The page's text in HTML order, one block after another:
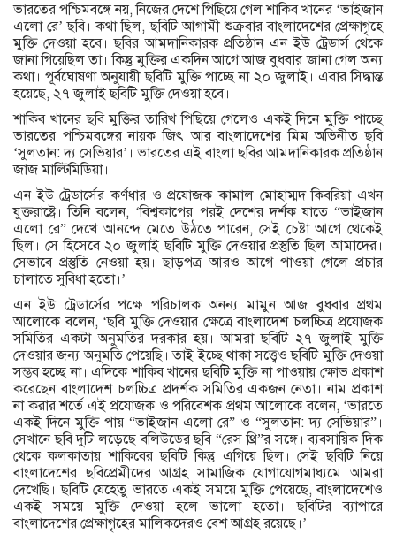
ভারতের পশ্চিমবঙ্গে নয়, নিজের দেশে পিছিয়ে গেল শাকিব খানের ‘ভাইজান
এলো রে’ ছবি। কথা ছিল, ছবিটি আগামী শুক্রবার বাংলাদেশের প্রেক্ষাগৃহে
মুক্তি দেওয়া হবে। ছবির আমদানিকারক প্রতিষ্ঠান এন ইউ ট্রেডার্স থেকে
জানা গিয়েছিল তা। কিন্তু মুক্তির একদিন আগে আজ বুধবার জানা গেল অন্য
কথা। পূর্বঘোষণা অনুযায়ী ছবিটি মুক্তি পাচ্ছে না ২০ জুলাই। এবার সিদ্ধান্ত
হয়েছে, ২৭ জুলাই ছবিটি মুক্তি দেওয়া হবে।
শাকিব খানের ছবি মুক্তির তারিখ পিছিয়ে গেলেও একই দিনে মুক্তি পাচ্ছে
ভারতের পশ্চিমবঙ্গের নায়ক জিৎ আর বাংলাদেশের মিম অভিনীত ছবি
‘সুলতান: দ্য সেভিয়ার’। ভারতের এই বাংলা ছবির আমদানিকারক প্রতিষ্ঠান
জাজ মাল্টিমিডিয়া।
এন ইউ ট্রেডার্সের কর্ণধার ও প্রযোজক কামাল মোহাম্মদ কিবরিয়া এখন
যুক্তরাষ্ট্রে। তিনি বলেন, ‘বিশ্বকাপের পরই দেশের দর্শক যাতে “ভাইজান
এলো রে” দেখে আনন্দে মেতে উঠতে পারেন, সেই চেষ্টা আগে থেকেই
ছিল। সে হিসেবে ২০ জুলাই ছবিটি মুক্তি দেওয়ার প্রস্তুতি ছিল আমাদের।
সেভাবে প্রস্তুতি নেওয়া হয়। ছাড়পত্র আরও আগে পাওয়া গেলে প্রচার
চালাতে সুবিধা হতো।’
এন ইউ ট্রেডার্সের পক্ষে পরিচালক অনন্য মামুন আজ বুধবার প্রথম
আলোকে বলেন, ‘ছবি মুক্তি দেওয়ার ক্ষেত্রে বাংলাদেশ চলচ্চিত্র প্রযোজক
সমিতির একটা অনুমতির দরকার হয়। আমরা ছবিটি ২৭ জুলাই মুক্তি
দেওয়ার জন্য অনুমতি পেয়েছি। তাই ইচ্ছে থাকা সত্ত্বেও ছবিটি মুক্তি দেওয়া
সম্ভব হচ্ছে না। এদিকে শাকিব খানের ছবিটি মুক্তি না পাওয়ায় ক্ষোভ প্রকাশ
করেছেন বাংলাদেশ চলচ্চিত্র প্রদর্শক সমিতির একজন নেতা। নাম প্রকাশ
না করার শর্তে এই প্রযোজক ও পরিবেশক প্রথম আলোকে বলেন, ‘ভারতে
একই দিনে মুক্তি পায় “ভাইজান এলো রে” ও “সুলতান: দ্য সেভিয়ার”।
সেখানে ছবি দুটি লড়েছে বলিউডের ছবি “রেস থ্রি”র সঙ্গে। ব্যবসায়িক দিক
থেকে কলকাতায় শাকিবের ছবিটি কিন্তু এগিয়ে ছিল। সেই ছবিটি নিয়ে
বাংলাদেশের ছবিপ্রেমীদের আগ্রহ সামাজিক যোগাযোগমাধ্যমে আমরা
দেখেছি। ছবিটি যেহেতু ভারতে একই সময়ে মুক্তি পেয়েছে, বাংলাদেশেও
একই সময়ে মুক্তি দেওয়া হলে ভালো হতো। ছবিটির ব্যাপারে
বাংলাদেশের প্রেক্ষাগৃহের মালিকদেরও বেশ আগ্রহ রয়েছে।’